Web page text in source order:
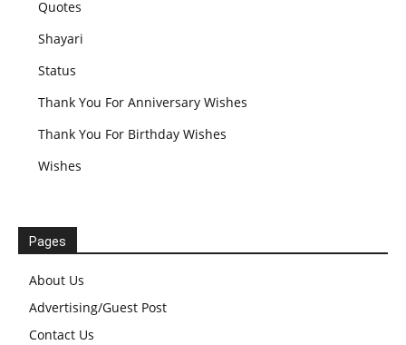
Quotes
Shayari
Status
Thank You For Anniversary Wishes
Thank You For Birthday Wishes
Wishes
Pages
About Us
Advertising/Guest Post
Contact Us